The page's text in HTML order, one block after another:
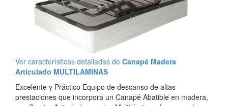
Ver características detalladas de Canapé Madera
Articulado MULTILAMINAS
Excelente y Práctico Equipo de descanso de altas
prestaciones que incorpora un Canapé Abatible en madera,